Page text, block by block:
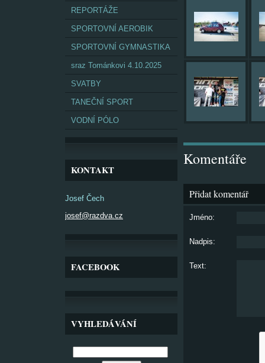
REPORTÁŽE
SPORTOVNÍ AEROBIK
SPORTOVNÍ GYMNASTIKA
sraz Tománkovi 4.10.2025
SVATBY
TANEČNÍ SPORT
VODNÍ PÓLO
KONTAKT
Josef Čech
josef@razdva.cz
FACEBOOK
VYHLEDÁVÁNÍ
Komentáře
Přidat komentář
Jméno:
Nadpis:
Text: